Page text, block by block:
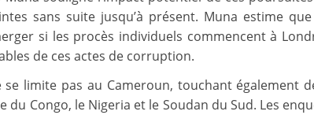
sans suite jusqu’à présent. Muna estime
si les procès individuels commencent à
de ces actes de corruption.
se limite pas au Cameroun, touchant également
du Congo, le Nigeria et le Soudan du Sud. Les